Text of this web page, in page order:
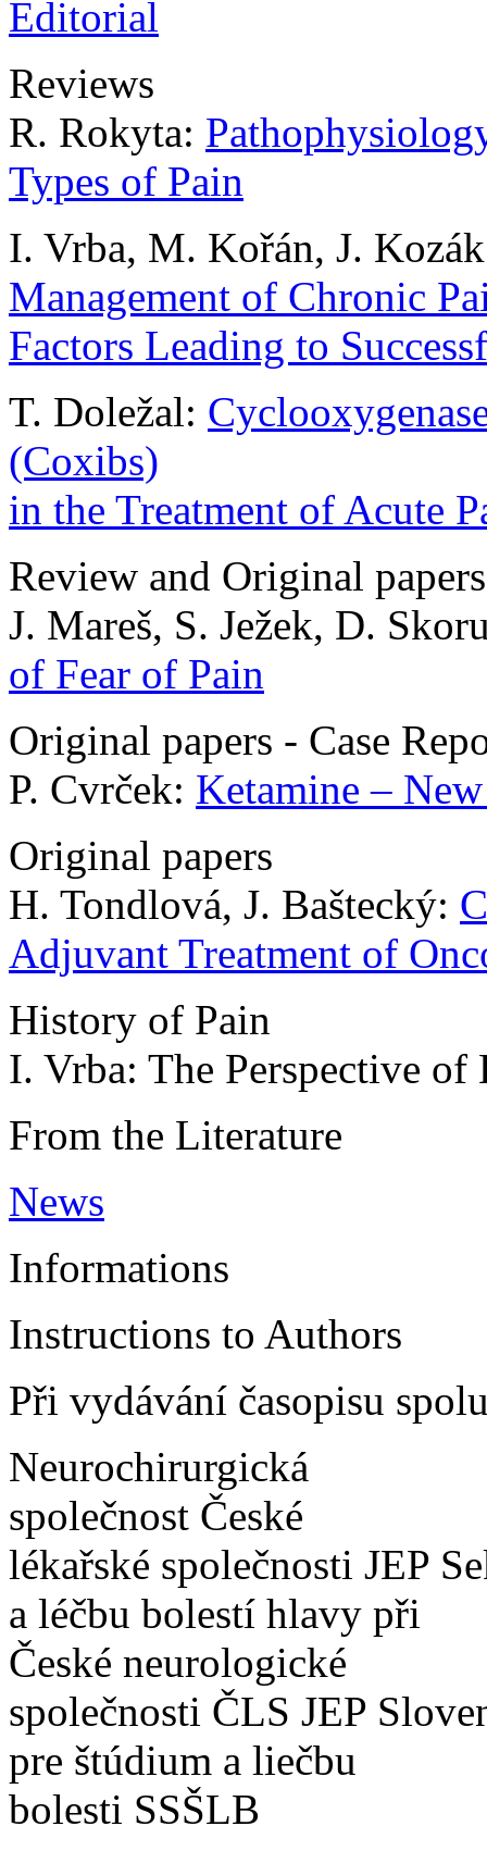
Editorial
Reviews
R. Rokyta:
Types of Pain
I. Vrba, M. Kořán, J.
Management of Chronic
Factors Leading to
T. Doležal:
(Coxibs)
in the Treatment of Acute
Review and Original papers
J. Mareš, S. Ježek, D.
of Fear of Pain
Original papers - Case
P. Cvrček: Ketamine –
Original papers
H. Tondlová, J. Baštecký:
Adjuvant Treatment of
History of Pain
I. Vrba: The Perspective
From the Literature
News
Informations
Instructions to Authors
Při vydávání časopisu
Neurochirurgická
společnost České
lékařské společnosti JEP
a léčbu bolestí hlavy při
České neurologické
společnosti ČLS JEP
pre štúdium a liečbu
bolesti SSŠLB